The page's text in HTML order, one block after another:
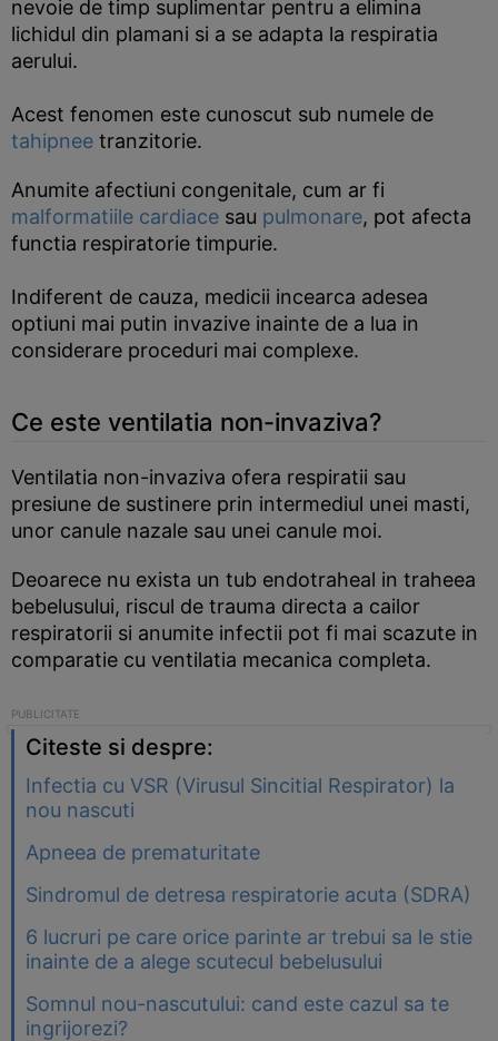
nevoie de timp suplimentar pentru a elimina
lichidul din plamani si a se adapta la respiratia
aerului.
Acest fenomen este cunoscut sub numele de
tahipnee tranzitorie.
Anumite afectiuni congenitale, cum ar fi
malformatiile cardiace sau pulmonare, pot afecta
functia respiratorie timpurie.
Indiferent de cauza, medicii incearca adesea
optiuni mai putin invazive inainte de a lua in
considerare proceduri mai complexe.
Ce este ventilatia non-invaziva?
Ventilatia non-invaziva ofera respiratii sau
presiune de sustinere prin intermediul unei masti,
unor canule nazale sau unei canule moi.
Deoarece nu exista un tub endotraheal in traheea
bebelusului, riscul de trauma directa a cailor
respiratorii si anumite infectii pot fi mai scazute in
comparatie cu ventilatia mecanica completa.
Citeste si despre:
Infectia cu VSR (Virusul Sincitial Respirator) la
nou nascuti
Apneea de prematuritate
Sindromul de detresa respiratorie acuta (SDRA)
6 lucruri pe care orice parinte ar trebui sa le stie
inainte de a alege scutecul bebelusului
Somnul nou-nascutului: cand este cazul sa te
ingrijorezi?